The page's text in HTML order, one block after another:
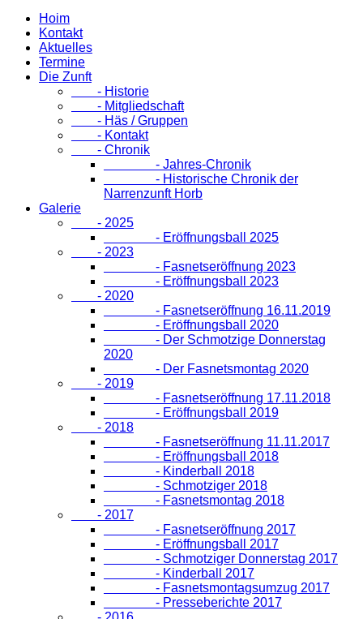
Hoim
Kontakt
Aktuelles
Termine
Die Zunft
- Historie
- Mitgliedschaft
- Häs / Gruppen
- Kontakt
- Chronik
- Jahres-Chronik
- Historische Chronik der
Narrenzunft Horb
Galerie
- 2025
- Eröffnungsball 2025
- 2023
- Fasnetseröffnung 2023
- Eröffnungsball 2023
- 2020
- Fasnetseröffnung 16.11.2019
- Eröffnungsball 2020
- Der Schmotzige Donnerstag
2020
- Der Fasnetsmontag 2020
- 2019
- Fasnetseröffnung 17.11.2018
- Eröffnungsball 2019
- 2018
- Fasnetseröffnung 11.11.2017
- Eröffnungsball 2018
- Kinderball 2018
- Schmotziger 2018
- Fasnetsmontag 2018
- 2017
- Fasnetseröffnung 2017
- Eröffnungsball 2017
- Schmotziger Donnerstag 2017
- Kinderball 2017
- Fasnetsmontagsumzug 2017
- Presseberichte 2017